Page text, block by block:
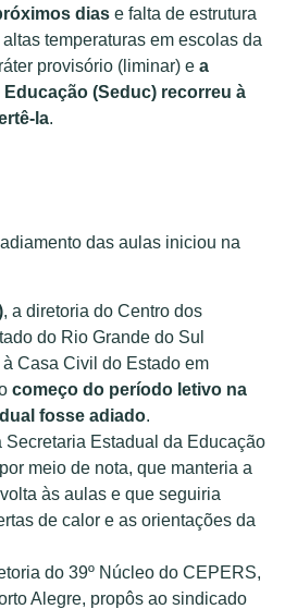
dias e falta de estrutura
temperaturas em escolas da
provisório (liminar) e a
(Seduc) recorreu à
la.
das aulas iniciou na
, a diretoria do Centro dos
do Rio Grande do Sul
Casa Civil do Estado em
começo do período letivo na
fosse adiado.
Secretaria Estadual da Educação
meio de nota, que manteria a
às aulas e que seguiria
de calor e as orientações da
do 39º Núcleo do CEPERS,
Alegre, propôs ao sindicado